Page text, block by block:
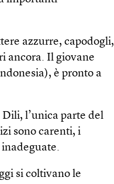
azzurre, capodogli,
ancora. Il giovane
è pronto a
l’unica parte del
sono carenti, i
si coltivano le